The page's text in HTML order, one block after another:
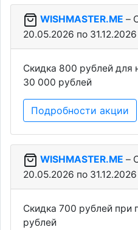
WISHMASTER.ME –
20.05.2026 по 31.12.2026
Скидка 800 рублей для
30 000 рублей
Подробности акции
WISHMASTER.ME –
20.05.2026 по 31.12.2026
Скидка 700 рублей при
рублей